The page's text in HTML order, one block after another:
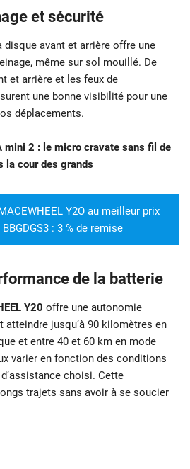
et sécurité
disque avant et arrière offre une
même sur sol mouillé. De
et arrière et les feux de
une bonne visibilité pour une
déplacements.
mini 2 : le micro cravate sans fil de
la cour des grands
Y2O au meilleur prix
: 3 % de remise
de la batterie
Y20 offre une autonomie
atteindre jusqu’à 90 kilomètres en
et entre 40 et 60 km en mode
varier en fonction des conditions
choisi. Cette
trajets sans avoir à se soucier